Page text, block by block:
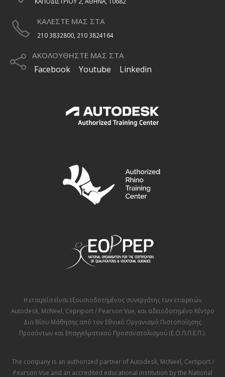
στη
σελίδα
προϊόντος
ΚΑΛΕΣΤΕ ΜΑΣ ΣΤΑ
210 3832800, 210 3824164
ΑΚΟΛΟΥΘΗΣΤΕ ΜΑΣ ΣΤΑ
Facebook Youtube Linkedin
Η εταιρεία είναι εξουσιοδοτημένος συνεργάτης των εταιρειών
Autodesk, McNeel Cepriport / Pearson Vue , και αδειοδοτημένο Κέντρο
Δια Βίου Μάθησης από τον Εθνικό Οργανισμό Πιστοποίησης
Προσόντων και Επαγγελματικού Προσανατολισμού (Ε.Ο.Π.Π.Ε.Π.).
The company is an authorized partner ofAutodesk, McNeel Certiport /
Pearson Vue and an accredited educational institution by the National